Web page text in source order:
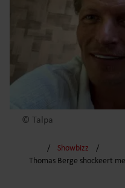
© Talpa
Showbizz
Thomas Berge shockeert